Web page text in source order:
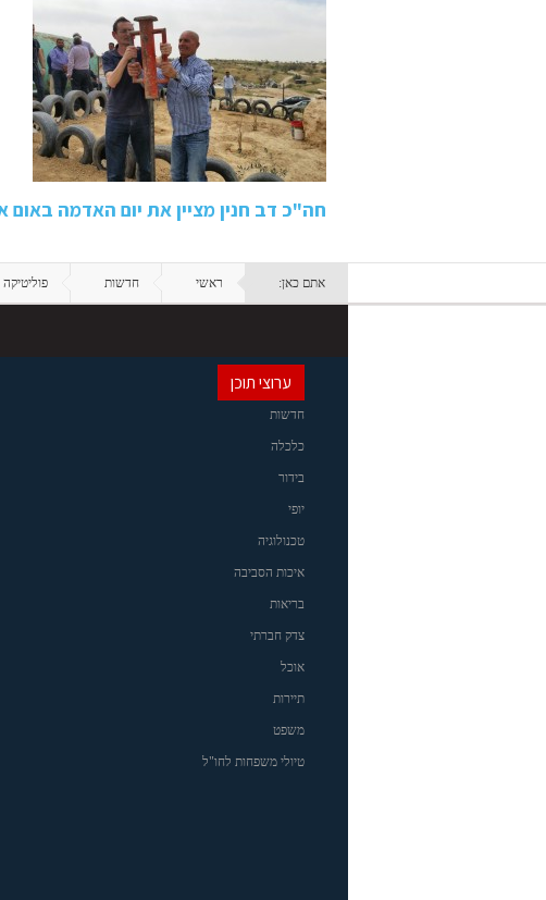
חה"כ דב חנין מציין את יום האדמה באום
אתם כאן: ראשי חדשות פוליטיקה
ערוצי תוכן
חדשות
כלכלה
בידור
יופי
טכנולוגיה
איכות הסביבה
בריאות
צדק חברתי
אוכל
תיירות
משפט
טיולי משפחות לחו"ל